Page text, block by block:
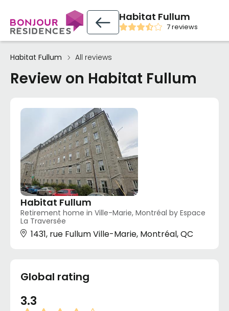
Habitat Fullum
7 reviews
Habitat Fullum All reviews
Review on Habitat Fullum
Habitat Fullum
Retirement home in Ville-Marie, Montréal by Espace
La Traversée
1431, rue Fullum Ville-Marie, Montréal, QC
Global rating
3.3